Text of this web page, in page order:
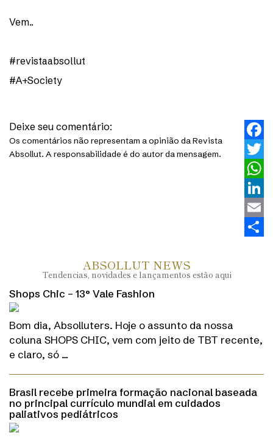
Vem..
#revistaabsollut
#A+Society
Email
Deixe seu comentário:
Os comentários não representam a opinião da Revista
Absollut. A responsabilidade é do autor da mensagem.
ABSOLLUT NEWS
Tendencias, novidades e lançamentos estão aqui
Shops Chic – 13° Vale Fashion
Bom dia, Absolluters. Hoje o assunto da nossa
coluna SHOPS CHIC, vem com jeito de TBT recente,
e claro, só …
Brasil recebe primeira formação nacional baseada
no principal currículo mundial em cuidados
paliativos pediátricos